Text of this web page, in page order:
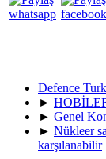
Defence Turk
►
► Genel
► Nükleer
karşılanabilir